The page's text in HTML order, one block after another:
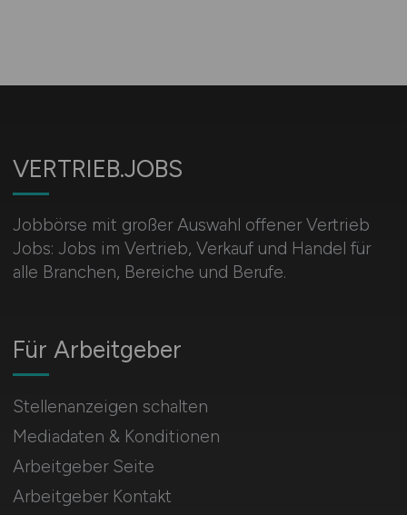
VERTRIEB.JOBS
Jobbörse mit großer Auswahl offener Vertrieb
Jobs: Jobs im Vertrieb, Verkauf und Handel für
alle Branchen, Bereiche und Berufe.
Für Arbeitgeber
Stellenanzeigen schalten
Mediadaten & Konditionen
Arbeitgeber Seite
Arbeitgeber Kontakt